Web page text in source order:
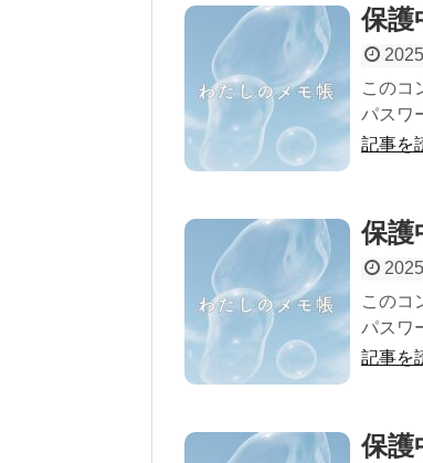
保護
このコ
パスワ
記事を
保護
このコ
パスワ
記事を
保護